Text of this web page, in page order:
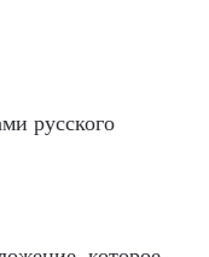
русского